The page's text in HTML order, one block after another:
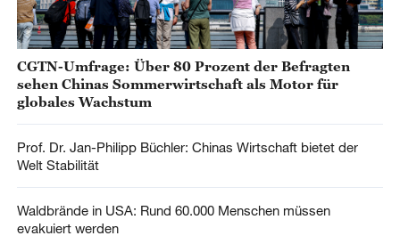
CGTN-Umfrage: Über 80 Prozent der Befragten
sehen Chinas Sommerwirtschaft als Motor für
globales Wachstum
Prof. Dr. Jan-Philipp Büchler: Chinas Wirtschaft bietet der
Welt Stabilität
Waldbrände in USA: Rund 60.000 Menschen müssen
evakuiert werden